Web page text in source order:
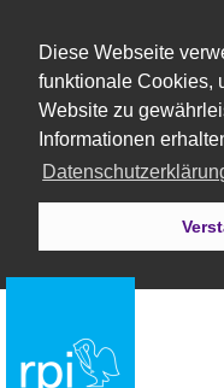
Diese Webseite
funktionale Cookies,
Website zu
Informationen